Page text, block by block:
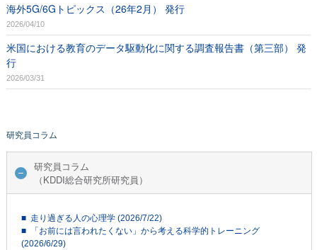
海外5G/6Gトピックス（26年2月） 発行
2026/04/10
米国における教育のデータ駆動化に関する調査報告書（第三部） 発
行
2026/03/31
研究員コラム
研究員コラム
（KDDI総合研究所研究員）
■ 走り過ぎる人の心理学 (2026/7/22)
■ 「お前には言われたくない」から考える科学的トレーニング
(2026/6/29)